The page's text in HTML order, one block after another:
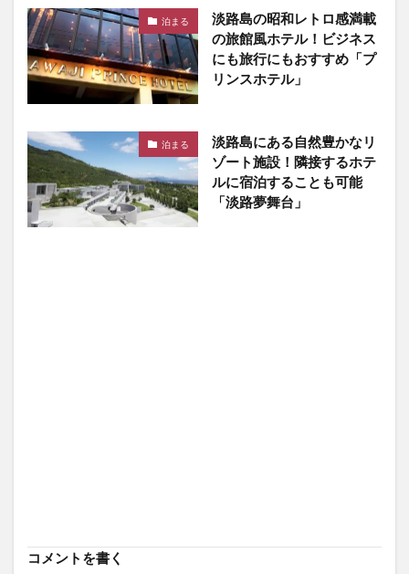
泊まる
淡路島の昭和レトロ感満載
の旅館風ホテル！ビジネス
にも旅行にもおすすめ「プ
リンスホテル」
泊まる
淡路島にある自然豊かなリ
ゾート施設！隣接するホテ
ルに宿泊することも可能
「淡路夢舞台」
コメントを書く